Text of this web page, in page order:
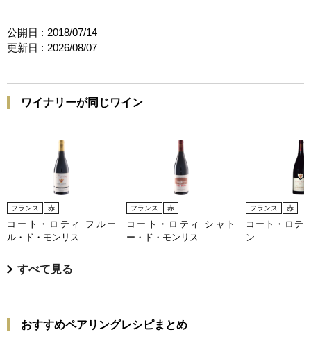
公開日 : 2018/07/14
更新日 : 2026/08/07
ワイナリーが同じワイン
フランス 赤
コート・ロティ フルー
ル・ド・モンリス
フランス 赤
コート・ロティ シャト
ー・ド・モンリス
フランス 赤
コート・ロテ
ン
すべて見る
おすすめペアリングレシピまとめ